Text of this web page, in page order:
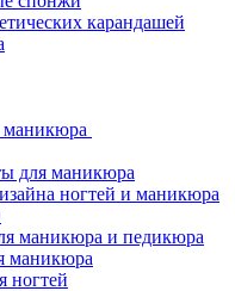
карандашей
маникюра
для маникюра
ногтей и маникюра
маникюра и педикюра
маникюра
ногтей